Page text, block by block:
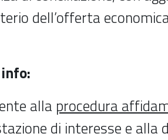
dell’offerta
alla procedura
di interesse e alla